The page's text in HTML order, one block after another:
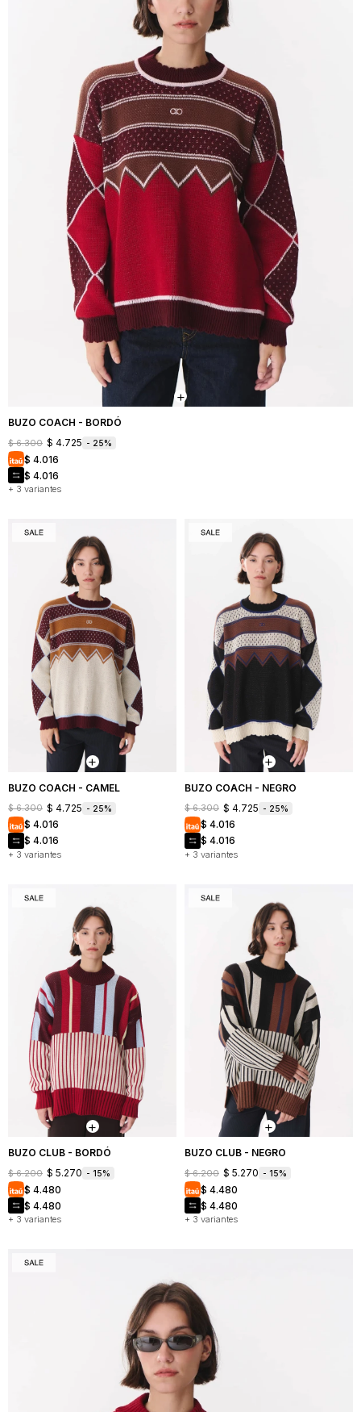
BUZO COACH - BORDÓ
+ 3 variantes
$ 6.300 $ 4.725 25
$ 4.016
$ 4.016
BUZO COACH - CAMEL
+ 3 variantes
$ 6.300 $ 4.725 25
$ 4.016
$ 4.016
BUZO COACH - NEGRO
+ 3 variantes
$ 6.300 $ 4.725 25
$ 4.016
$ 4.016
BUZO CLUB - BORDÓ
+ 3 variantes
$ 6.200 $ 5.270 15
$ 4.480
$ 4.480
BUZO CLUB - NEGRO
+ 3 variantes
$ 6.200 $ 5.270 15
$ 4.480
$ 4.480